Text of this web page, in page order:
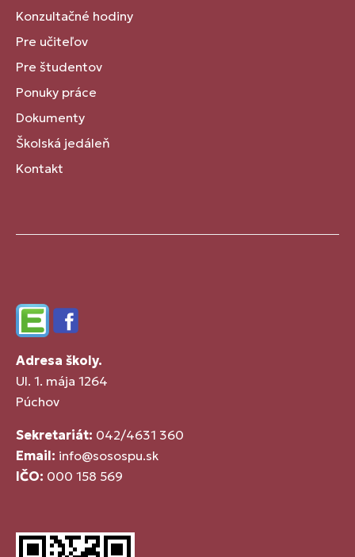
Konzultačné hodiny
Pre učiteľov
Pre študentov
Ponuky práce
Dokumenty
Školská jedáleň
Kontakt
EdupageFacebook
Adresa školy.
Ul. 1. mája 1264
Púchov
Sekretariát: 042/4631 360
Email: info@sosospu.sk
IČO: 000 158 569